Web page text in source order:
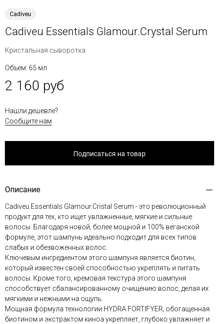
Cadiveu
Cadiveu Essentials Glamour.Crystal Serum
Кристальная сыворотка
Объем: 65 мл
2 160 руб
Нашли дешевле?
Сообщите нам
Подписаться на товар
Описание
Cadiveu Essentials Glamour.Cristal Serum - это революционный
продукт для тех, кто ищет увлажненные, мягкие и сильные
волосы. Благодаря новой, более мощной и 100% веганской
формуле, этот шампунь идеально подходит для всех типов
слабых и обезвоженных волос.
Ключевым ингредиентом этого шампуня является биотин,
который известен своей способностью укреплять и питать
волосы. Кроме того, кремовая текстура этого шампуня
способствует сбалансированному очищению волос, делая их
мягкими и нежными на ощупь.
Мощная формула технологии HYDRA FORTIFYER, обогащенная
биотином и экстрактом киноа укрепляет, глубоко увлажняет и